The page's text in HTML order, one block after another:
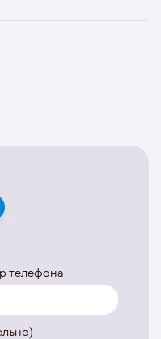
телефона